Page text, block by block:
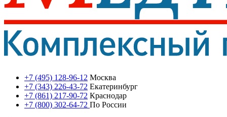
+7 (495) 128-96-12 Москва
+7 (343) 226-43-72 Екатеринбург
+7 (861) 217-90-72 Краснодар
+7 (800) 302-64-72 По России